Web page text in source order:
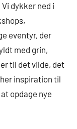
dykker ned i
eventyr, der
med grin,
til det vilde, det
inspiration til
opdage nye